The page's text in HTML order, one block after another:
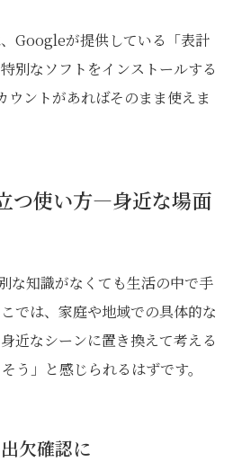
Googleが提供している「表計
別なソフトをインストールする
ントがあればそのまま使えま
つ使い方―身近な場面
な知識がなくても生活の中で手
では、家庭や地域での具体的な
近なシーンに置き換えて考える
う」と感じられるはずです。
欠確認に